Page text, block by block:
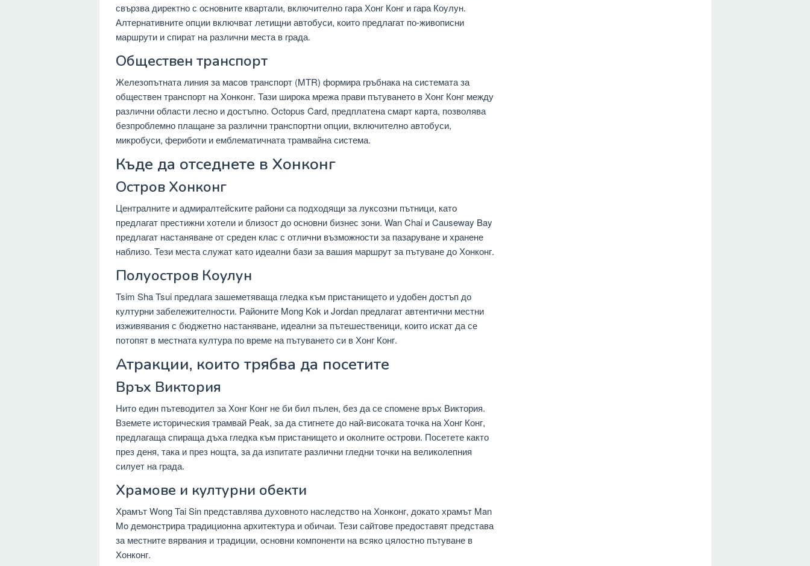
свързва директно с основните квартали, включително гара Хонг Конг и гара Коулун.
Алтернативните опции включват летищни автобуси, които предлагат по-живописни
маршрути и спират на различни места в града.
Обществен транспорт
Железопътната линия за масов транспорт (MTR) формира гръбнака на системата за
обществен транспорт на Хонконг. Тази широка мрежа прави пътуването в Хонг Конг между
различни области лесно и достъпно. Octopus Card, предплатена смарт карта, позволява
безпроблемно плащане за различни транспортни опции, включително автобуси,
микробуси, фериботи и емблематичната трамвайна система.
Къде да отседнете в Хонконг
Остров Хонконг
Централните и адмиралтейските райони са подходящи за луксозни пътници, като
предлагат престижни хотели и близост до основни бизнес зони. Wan Chai и Causeway Bay
предлагат настаняване от среден клас с отлични възможности за пазаруване и хранене
наблизо. Тези места служат като идеални бази за вашия маршрут за пътуване до Хонконг.
Полуостров Коулун
Tsim Sha Tsui предлага зашеметяваща гледка към пристанището и удобен достъп до
културни забележителности. Районите Mong Kok и Jordan предлагат автентични местни
изживявания с бюджетно настаняване, идеални за пътешественици, които искат да се
потопят в местната култура по време на пътуването си в Хонг Конг.
Атракции, които трябва да посетите
Връх Виктория
Нито един пътеводител за Хонг Конг не би бил пълен, без да се спомене връх Виктория.
Вземете историческия трамвай Peak, за да стигнете до най-високата точка на Хонг Конг,
предлагаща спираща дъха гледка към пристанището и околните острови. Посетете както
през деня, така и през нощта, за да изпитате различни гледни точки на великолепния
силует на града.
Храмове и културни обекти
Храмът Wong Tai Sin представлява духовното наследство на Хонконг, докато храмът Man
Mo демонстрира традиционна архитектура и обичаи. Тези сайтове предоставят представа
за местните вярвания и традиции, основни компоненти на всяко цялостно пътуване в
Хонконг.